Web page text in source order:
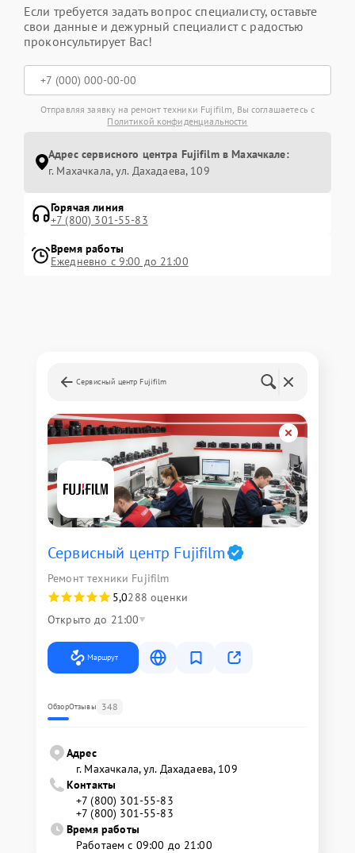
Если требуется задать вопрос специалисту, оставьте
свои данные и дежурный специалист с радостью
проконсультирует Вас!
Отправляя заявку на ремонт техники Fujifilm, Вы соглашаетесь с
Политикой конфиденциальности
Адрес сервисного центра Fujifilm в Махачкале:
г. Махачкала, ул. Дахадаева, 109
Горячая линия
+7 (800) 301-55-83
Время работы
Ежедневно с 9:00 до 21:00
Сервисный центр Fujifilm
Сервисный центр Fujifilm
Ремонт техники Fujifilm
5,0288 оценки
Открыто до 21:00
Маршрут
ОбзорОтзывы 348
Адрес
г. Махачкала, ул. Дахадаева, 109
Контакты
+7 (800) 301-55-83
+7 (800) 301-55-83
Время работы
Работаем с 09:00 до 21:00